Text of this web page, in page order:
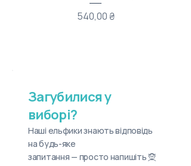
Ціна
540,00 ₴
Загубилися у
виборі?
Наші ельфики знають відповідь
на будь-яке
запитання — просто напишіть 🧝